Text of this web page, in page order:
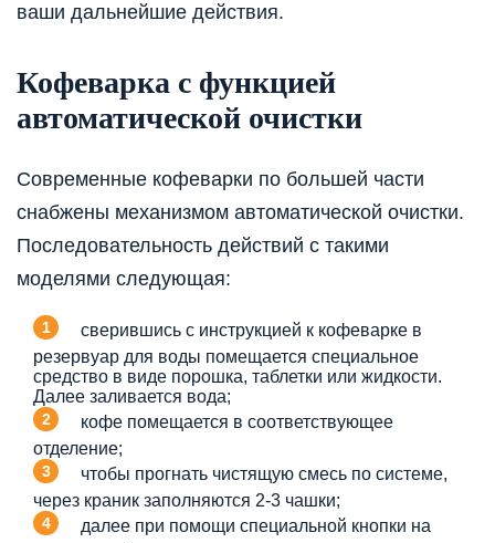
ваши дальнейшие действия.
Кофеварка с функцией
автоматической очистки
Современные кофеварки по большей части
снабжены механизмом автоматической очистки.
Последовательность действий с такими
моделями следующая:
сверившись с инструкцией к кофеварке в
резервуар для воды помещается специальное
средство в виде порошка, таблетки или жидкости.
Далее заливается вода;
кофе помещается в соответствующее
отделение;
чтобы прогнать чистящую смесь по системе,
через краник заполняются 2-3 чашки;
далее при помощи специальной кнопки на